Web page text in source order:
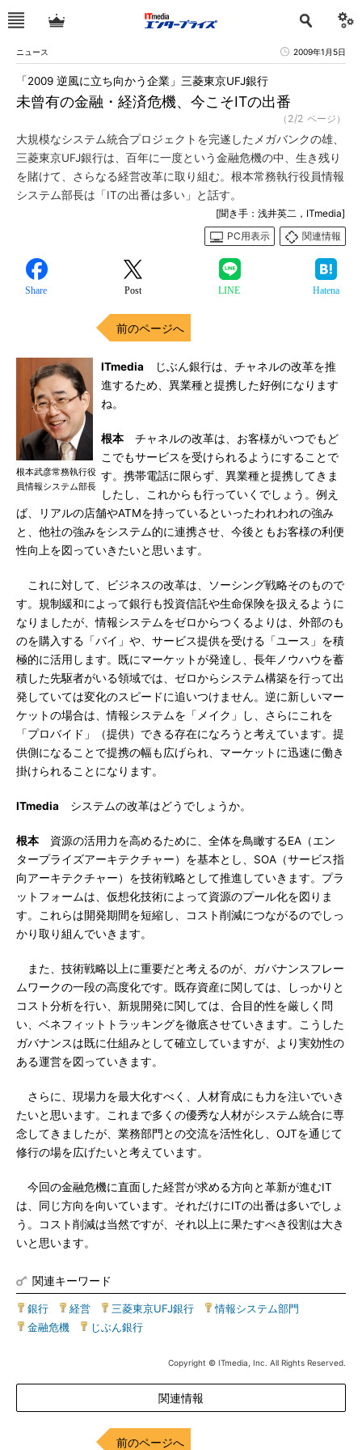
ニュース 2009年1月5日
未曾有の金融・経済危機、今こそITの出番
「2009 逆風に立ち向かう企業」三菱東京UFJ銀行
（2/2 ページ）
大規模なシステム統合プロジェクトを完遂したメガバンクの雄、
三菱東京UFJ銀行は、百年に一度という金融危機の中、生き残り
を賭けて、さらなる経営改革に取り組む。根本常務執行役員情報
システム部長は「ITの出番は多い」と話す。
[聞き手：浅井英二，ITmedia]
PC用表示
関連情報
Share Post LINE Hatena
前のページへ
根本武彦常務執行役
員情報システム部長
ITmedia じぶん銀行は、チャネルの改革を推
進するため、異業種と提携した好例になります
ね。
根本チャネルの改革は、お客様がいつでもど
こでもサービスを受けられるようにすることで
す。携帯電話に限らず、異業種と提携してきま
したし、これからも行っていくでしょう。例え
ば、リアルの店舗やATMを持っているといったわれわれの強み
と、他社の強みをシステム的に連携させ、今後ともお客様の利便
性向上を図っていきたいと思います。
これに対して、ビジネスの改革は、ソーシング戦略そのもので
す。規制緩和によって銀行も投資信託や生命保険を扱えるように
なりましたが、情報システムをゼロからつくるよりは、外部のも
のを購入する「バイ」や、サービス提供を受ける「ユース」を積
極的に活用します。既にマーケットが発達し、長年ノウハウを蓄
積した先駆者がいる領域では、ゼロからシステム構築を行って出
発していては変化のスピードに追いつけません。逆に新しいマー
ケットの場合は、情報システムを「メイク」し、さらにこれを
「プロバイド」（提供）できる存在になろうと考えています。提
供側になることで提携の幅も広げられ、マーケットに迅速に働き
掛けられることになります。
ITmedia システムの改革はどうでしょうか。
根本資源の活用力を高めるために、全体を鳥瞰するEA（エン
タープライズアーキテクチャー）を基本とし、SOA（サービス指
向アーキテクチャー）を技術戦略として推進していきます。プラ
ットフォームは、仮想化技術によって資源のプール化を図りま
す。これらは開発期間を短縮し、コスト削減につながるのでしっ
かり取り組んでいきます。
また、技術戦略以上に重要だと考えるのが、ガバナンスフレー
ムワークの一段の高度化です。既存資産に関しては、しっかりと
コスト分析を行い、新規開発に関しては、合目的性を厳しく問
い、ベネフィットトラッキングを徹底させていきます。こうした
ガバナンスは既に仕組みとして確立していますが、より実効性の
ある運営を図っていきます。
さらに、現場力を最大化すべく、人材育成にも力を注いでいき
たいと思います。これまで多くの優秀な人材がシステム統合に専
念してきましたが、業務部門との交流を活性化し、OJTを通じて
修行の場を広げたいと考えています。
今回の金融危機に直面した経営が求める方向と革新が進むIT
は、同じ方向を向いています。それだけにITの出番は多いでしょ
う。コスト削減は当然ですが、それ以上に果たすべき役割は大き
いと思います。
関連キーワード
銀行 経営 三菱東京UFJ銀行 情報システム部門
金融危機
じぶん銀行
Copyright © ITmedia, Inc. All Rights Reserved.
関連情報
前のページへ